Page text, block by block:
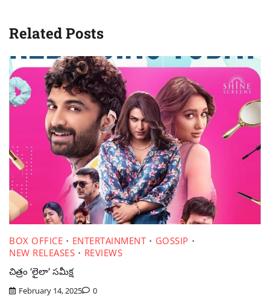
Related Posts
BOX OFFICE ENTERTAINMENT
GOSSIP
NEW RELEASES
REVIEWS
చిత్రం ‘లైలా’ సమీక్ష
February 14, 2025 0